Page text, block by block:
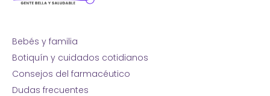
Bebés y familia
Botiquín y cuidados cotidianos
Consejos del farmacéutico
Dudas frecuentes